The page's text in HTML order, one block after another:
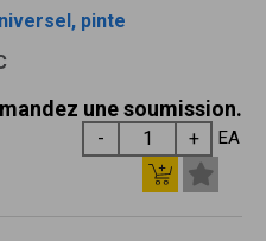
pinte
une soumission.
EA